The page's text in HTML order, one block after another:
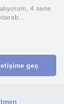
4 sene
geç